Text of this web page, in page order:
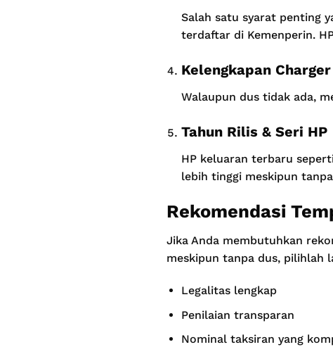
Salah satu syarat penting
terdaftar di Kemenperin.
Kelengkapan Charger
Walaupun dus tidak ada,
Tahun Rilis & Seri HP
HP keluaran terbaru
lebih tinggi meskipun
Rekomendasi
Jika Anda membutuhkan
meskipun tanpa dus, pilihlah
Legalitas lengkap
Penilaian transparan
Nominal taksiran yang